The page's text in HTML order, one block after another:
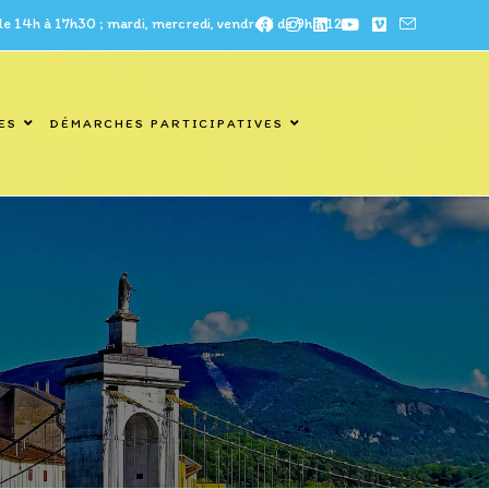
; mardi, mercredi, vendredi de 9h à 12h
DÉMARCHES PARTICIPATIVES